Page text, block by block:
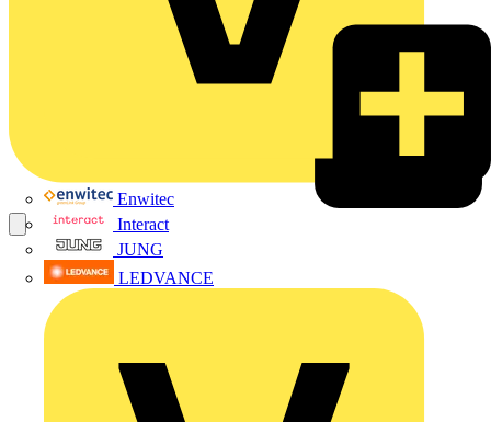
Enwitec
Interact
JUNG
LEDVANCE